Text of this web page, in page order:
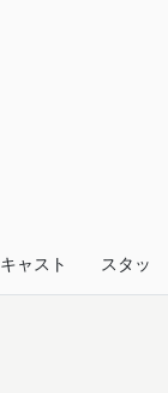
キャスト スタッフ